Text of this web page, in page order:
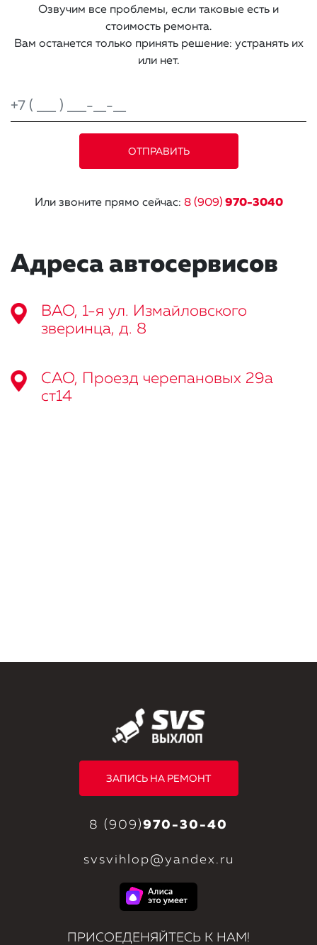
Озвучим все проблемы, если таковые есть и
стоимость ремонта.
Вам останется только принять решение: устранять их
или нет.
Или звоните прямо сейчас: 8 (909) 970-3040
Адреса автосервисов
ВАО, 1-я ул. Измайловского
зверинца, д. 8
САО, Проезд черепановых 29а
ст14
ЗАПИСЬ НА РЕМОНТ
8 (909)970-30-40
svsvihlop@yandex.ru
ПРИСОЕДЕНЯЙТЕСЬ К НАМ!